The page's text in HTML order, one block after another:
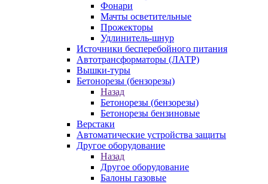
Фонари
Мачты осветительные
Прожекторы
Удлинитель-шнур
Источники бесперебойного питания
Автотрансформаторы (ЛАТР)
Вышки-туры
Бетонорезы (бензорезы)
Назад
Бетонорезы (бензорезы)
Бетонорезы бензиновые
Верстаки
Автоматические устройства защиты
Другое оборудование
Назад
Другое оборудование
Балоны газовые